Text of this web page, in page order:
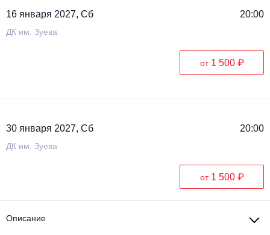
16 января 2027, Сб 20:00
ДК им. Зуева
от 1 500 ₽
30 января 2027, Сб 20:00
ДК им. Зуева
от 1 500 ₽
Описание